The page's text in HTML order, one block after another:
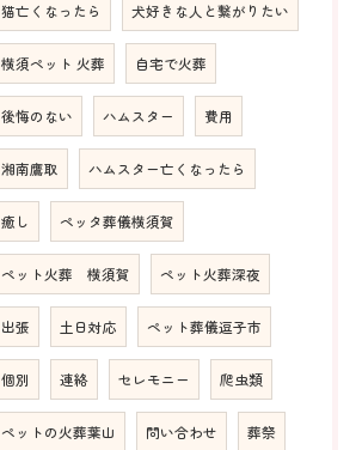
猫亡くなったら 犬好きな人と繋がりたい
横須ペット 火葬 自宅で火葬
後悔のない ハムスター 費用
湘南鷹取 ハムスター亡くなったら
癒し ペッタ葬儀横須賀
ペット火葬 横須賀 ペット火葬深夜
出張 土日対応 ペット葬儀逗子市
個別 連絡 セレモニー 爬虫類
ペットの火葬葉山 問い合わせ 葬祭